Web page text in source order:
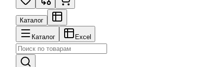
Каталог
Каталог Excel